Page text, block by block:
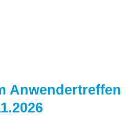
Anwendertreffen